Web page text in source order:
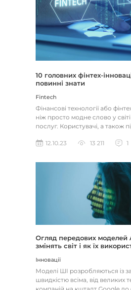
10 головних фінтех-
повинні знати
Fintech
Фінансові технології або
ніж просто модне слово у
послуг. Користувачі, а також
12.10.23
13 211 1
Огляд передових моделей
змінять світ і як їх
Інновації
Моделі ШІ розробляються із
швидкістю всіма, від великих